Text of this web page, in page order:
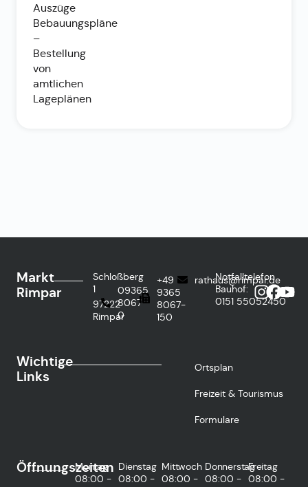
Auszüge
Bebauungspläne
–
Bestellung
von
amtlichen
Lageplänen
Markt
Rimpar
Schloßberg
1
97222
Rimpar
09365
8067-
0
+49
9365
8067-
150
rathaus@rimpar.de
Notfalltelefon
Bauhof:
0151 55052450
Wichtige
Links
Ortsplan
Freizeit & Tourismus
Formulare
Öffnungszeiten
Montag
08:00 -
Dienstag
08:00 -
Mittwoch
08:00 -
Donnerstag
08:00 -
Freitag
08:00 -